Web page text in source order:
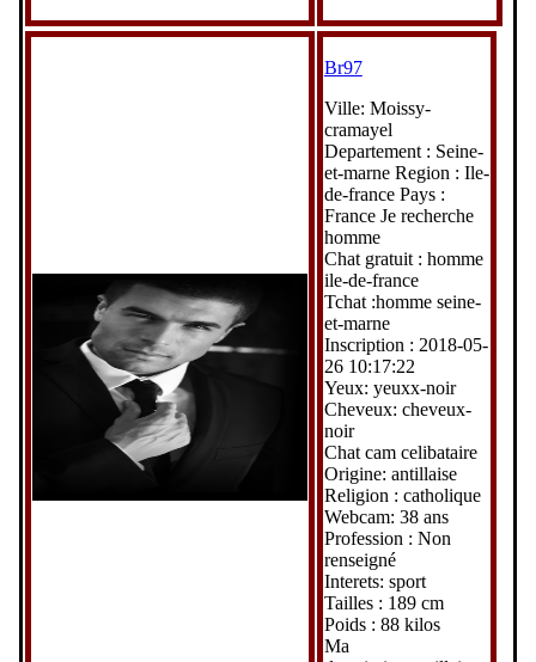
Br97
Ville: Moissy-
cramayel
Departement : Seine-
et-marne Region : Ile-
de-france Pays :
France Je recherche
homme
Chat gratuit : homme
ile-de-france
Tchat :homme seine-
et-marne
Inscription : 2018-05-
26 10:17:22
Yeux: yeuxx-noir
Cheveux: cheveux-
noir
Chat cam celibataire
Origine: antillaise
Religion : catholique
Webcam: 38 ans
Profession : Non
renseigné
Interets: sport
Tailles : 189 cm
Poids : 88 kilos
Ma